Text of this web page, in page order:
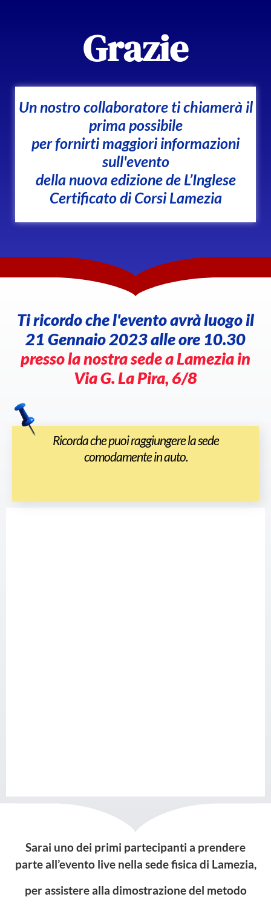
Grazie
Un nostro collaboratore ti chiamerà il
prima possibile
per fornirti maggiori informazioni
sull'evento
della nuova edizione de L’Inglese
Certificato di Corsi Lamezia
Ti ricordo che l'evento avrà luogo il
21 Gennaio 2023 alle ore 10.30
presso la nostra sede a Lamezia in
Via G. La Pira, 6/8
Ricorda che puoi raggiungere la sede
comodamente in auto.
Sarai uno dei primi partecipanti a prendere
parte all’evento live nella sede fisica di Lamezia,
per assistere alla dimostrazione del metodo